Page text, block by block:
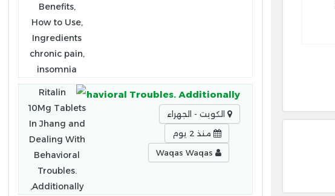
Dealing With Behavioral Troubles. Additionally,
الكويت - الجهراء
منذ 2 يوم